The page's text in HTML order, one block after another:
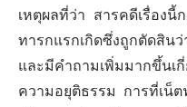
เหตุผลที่ว่า สารคดีเรื่องนี้
ทารกแรกเกิดซึ่งถูกตัดสิน
และมีคำถามเพิ่มมากขึ้นเ
ความอยุติธรรม การที่เน็